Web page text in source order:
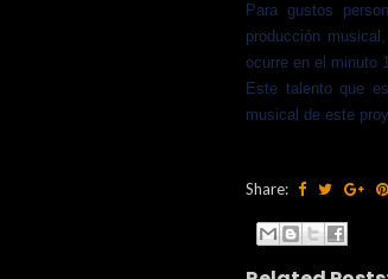
Para gustos
producción
ocurre en el minuto
Este talento que
musical de este
Share: